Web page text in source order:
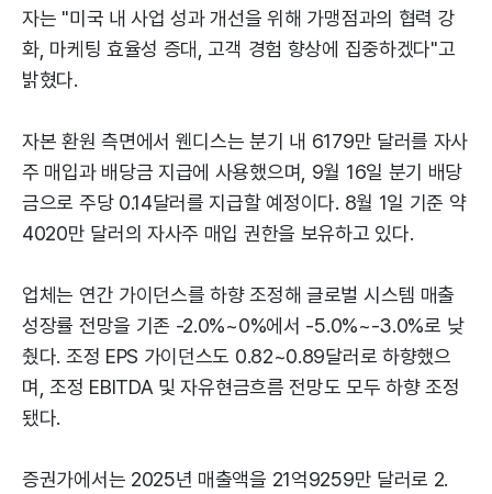
자는 "미국 내 사업 성과 개선을 위해 가맹점과의 협력 강
화, 마케팅 효율성 증대, 고객 경험 향상에 집중하겠다"고
밝혔다.
자본 환원 측면에서 웬디스는 분기 내 6179만 달러를 자사
주 매입과 배당금 지급에 사용했으며, 9월 16일 분기 배당
금으로 주당 0.14달러를 지급할 예정이다. 8월 1일 기준 약
4020만 달러의 자사주 매입 권한을 보유하고 있다.
업체는 연간 가이던스를 하향 조정해 글로벌 시스템 매출
성장률 전망을 기존 -2.0%~0%에서 -5.0%~-3.0%로 낮
췄다. 조정 EPS 가이던스도 0.82~0.89달러로 하향했으
며, 조정 EBITDA 및 자유현금흐름 전망도 모두 하향 조정
됐다.
증권가에서는 2025년 매출액을 21억9259만 달러로 2.